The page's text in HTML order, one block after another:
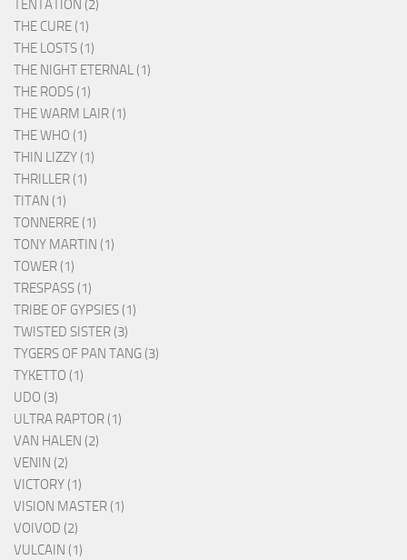
TENTATION (2)
THE CURE (1)
THE LOSTS (1)
THE NIGHT ETERNAL (1)
THE RODS (1)
THE WARM LAIR (1)
THE WHO (1)
THIN LIZZY (1)
THRILLER (1)
TITAN (1)
TONNERRE (1)
TONY MARTIN (1)
TOWER (1)
TRESPASS (1)
TRIBE OF GYPSIES (1)
TWISTED SISTER (3)
TYGERS OF PAN TANG (3)
TYKETTO (1)
UDO (3)
ULTRA RAPTOR (1)
VAN HALEN (2)
VENIN (2)
VICTORY (1)
VISION MASTER (1)
VOIVOD (2)
VULCAIN (1)